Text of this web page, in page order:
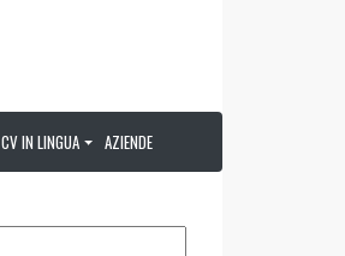
CV IN LINGUA AZIENDE